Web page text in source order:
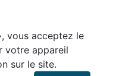
vous acceptez le
votre appareil
sur le site.